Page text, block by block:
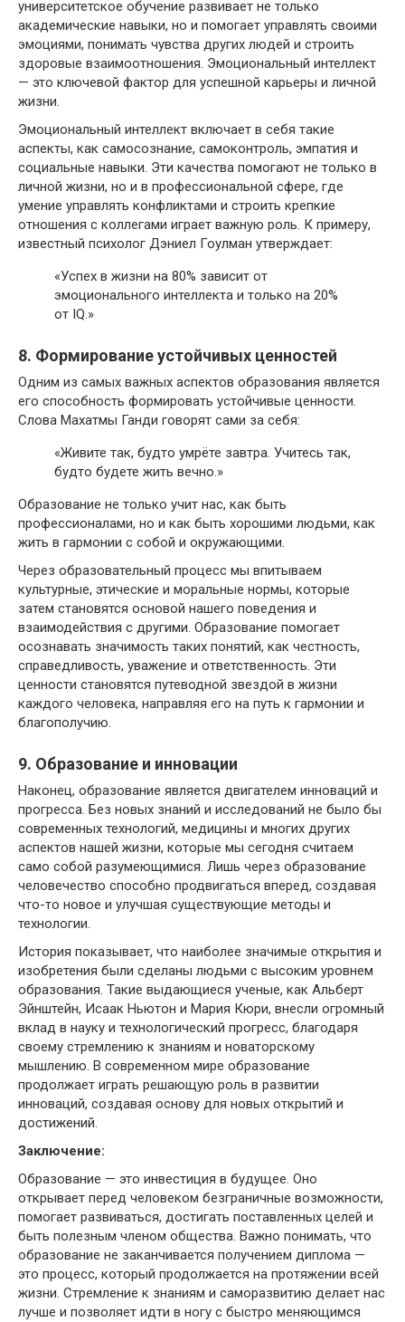
университетское обучение развивает не только
академические навыки, но и помогает управлять своими
эмоциями, понимать чувства других людей и строить
здоровые взаимоотношения. Эмоциональный интеллект
— это ключевой фактор для успешной карьеры и личной
жизни.
Эмоциональный интеллект включает в себя такие
аспекты, как самосознание, самоконтроль, эмпатия и
социальные навыки. Эти качества помогают не только в
личной жизни, но и в профессиональной сфере, где
умение управлять конфликтами и строить крепкие
отношения с коллегами играет важную роль. К примеру,
известный психолог Дэниел Гоулман утверждает:
«Успех в жизни на 80% зависит от
эмоционального интеллекта и только на 20%
от IQ.»
8. Формирование устойчивых ценностей
Одним из самых важных аспектов образования является
его способность формировать устойчивые ценности.
Слова Махатмы Ганди говорят сами за себя:
«Живите так, будто умрёте завтра. Учитесь так,
будто будете жить вечно.»
Образование не только учит нас, как быть
профессионалами, но и как быть хорошими людьми, как
жить в гармонии с собой и окружающими.
Через образовательный процесс мы впитываем
культурные, этические и моральные нормы, которые
затем становятся основой нашего поведения и
взаимодействия с другими. Образование помогает
осознавать значимость таких понятий, как честность,
справедливость, уважение и ответственность. Эти
ценности становятся путеводной звездой в жизни
каждого человека, направляя его на путь к гармонии и
благополучию.
9. Образование и инновации
Наконец, образование является двигателем инноваций и
прогресса. Без новых знаний и исследований не было бы
современных технологий, медицины и многих других
аспектов нашей жизни, которые мы сегодня считаем
само собой разумеющимися. Лишь через образование
человечество способно продвигаться вперед, создавая
что-то новое и улучшая существующие методы и
технологии.
История показывает, что наиболее значимые открытия и
изобретения были сделаны людьми с высоким уровнем
образования. Такие выдающиеся ученые, как Альберт
Эйнштейн, Исаак Ньютон и Мария Кюри, внесли огромный
вклад в науку и технологический прогресс, благодаря
своему стремлению к знаниям и новаторскому
мышлению. В современном мире образование
продолжает играть решающую роль в развитии
инноваций, создавая основу для новых открытий и
достижений.
Заключение:
Образование — это инвестиция в будущее. Оно
открывает перед человеком безграничные возможности,
помогает развиваться, достигать поставленных целей и
быть полезным членом общества. Важно понимать, что
образование не заканчивается получением диплома —
это процесс, который продолжается на протяжении всей
жизни. Стремление к знаниям и саморазвитию делает нас
лучше и позволяет идти в ногу с быстро меняющимся